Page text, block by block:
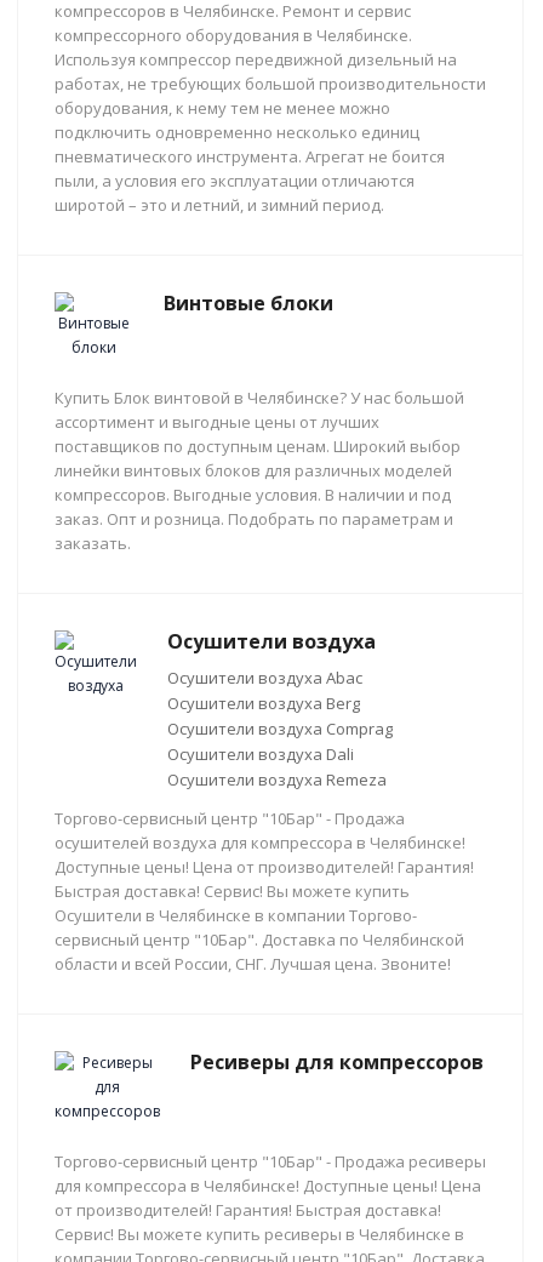
компрессоров в Челябинске. Ремонт и сервис
компрессорного оборудования в Челябинске.
Используя компрессор передвижной дизельный на
работах, не требующих большой производительности
оборудования, к нему тем не менее можно
подключить одновременно несколько единиц
пневматического инструмента. Агрегат не боится
пыли, а условия его эксплуатации отличаются
широтой – это и летний, и зимний период.
Винтовые блоки
Купить Блок винтовой в Челябинске? У нас большой
ассортимент и выгодные цены от лучших
поставщиков по доступным ценам. Широкий выбор
линейки винтовых блоков для различных моделей
компрессоров. Выгодные условия. В наличии и под
заказ. Опт и розница. Подобрать по параметрам и
заказать.
Осушители воздуха
Осушители воздуха Abac
Осушители воздуха Berg
Осушители воздуха Comprag
Осушители воздуха Dali
Осушители воздуха Remeza
Торгово-сервисный центр "10Бар" - Продажа
осушителей воздуха для компрессора в Челябинске!
Доступные цены! Цена от производителей! Гарантия!
Быстрая доставка! Сервис! Вы можете купить
Осушители в Челябинске в компании Торгово-
сервисный центр "10Бар". Доставка по Челябинской
области и всей России, СНГ. Лучшая цена. Звоните!
Ресиверы для компрессоров
Торгово-сервисный центр "10Бар" - Продажа ресиверы
для компрессора в Челябинске! Доступные цены! Цена
от производителей! Гарантия! Быстрая доставка!
Сервис! Вы можете купить ресиверы в Челябинске в